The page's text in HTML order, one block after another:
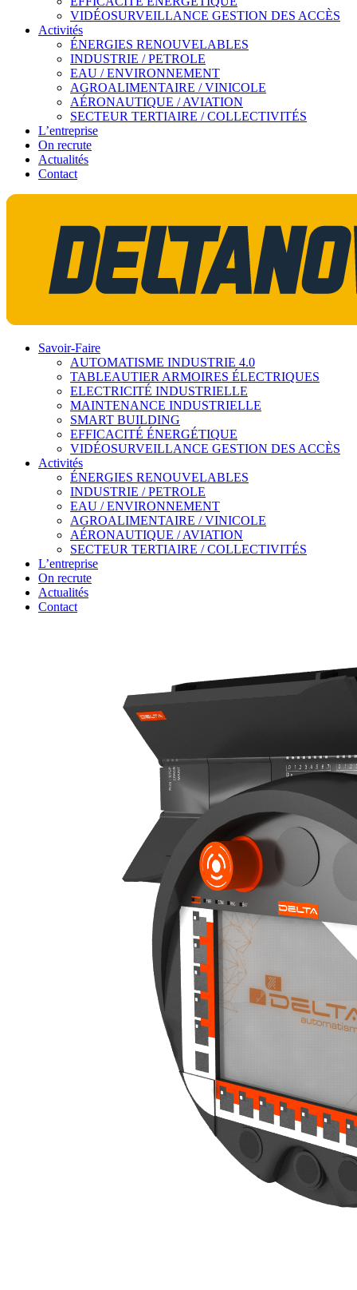
VIDÉOSURVEILLANCE GESTION DES ACCÈS
Activités
ÉNERGIES RENOUVELABLES
INDUSTRIE / PETROLE
EAU / ENVIRONNEMENT
AGROALIMENTAIRE / VINICOLE
AÉRONAUTIQUE / AVIATION
SECTEUR TERTIAIRE / COLLECTIVITÉS
L’entreprise
On recrute
Actualités
Contact
Savoir-Faire
AUTOMATISME INDUSTRIE 4.0
TABLEAUTIER ARMOIRES ÉLECTRIQUES
ELECTRICITÉ INDUSTRIELLE
MAINTENANCE INDUSTRIELLE
SMART BUILDING
EFFICACITÉ ÉNERGÉTIQUE
VIDÉOSURVEILLANCE GESTION DES ACCÈS
Activités
ÉNERGIES RENOUVELABLES
INDUSTRIE / PETROLE
EAU / ENVIRONNEMENT
AGROALIMENTAIRE / VINICOLE
AÉRONAUTIQUE / AVIATION
SECTEUR TERTIAIRE / COLLECTIVITÉS
L’entreprise
On recrute
Actualités
Contact